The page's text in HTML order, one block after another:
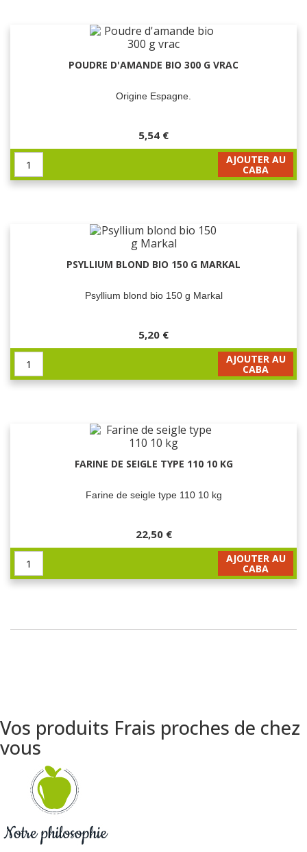
POUDRE D'AMANDE BIO 300 G VRAC
Origine Espagne.
5,54 €
AJOUTER AU
CABA
PSYLLIUM BLOND BIO 150 G MARKAL
Psyllium blond bio 150 g Markal
5,20 €
AJOUTER AU
CABA
FARINE DE SEIGLE TYPE 110 10 KG
Farine de seigle type 110 10 kg
22,50 €
AJOUTER AU
CABA
Vos produits Frais proches de chez
vous